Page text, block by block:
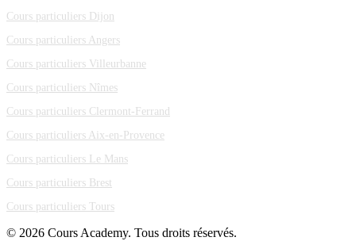
Cours particuliers Dijon
Cours particuliers Angers
Cours particuliers Villeurbanne
Cours particuliers Nîmes
Cours particuliers Clermont-Ferrand
Cours particuliers Aix-en-Provence
Cours particuliers Le Mans
Cours particuliers Brest
Cours particuliers Tours
© 2026 Cours Academy. Tous droits réservés.